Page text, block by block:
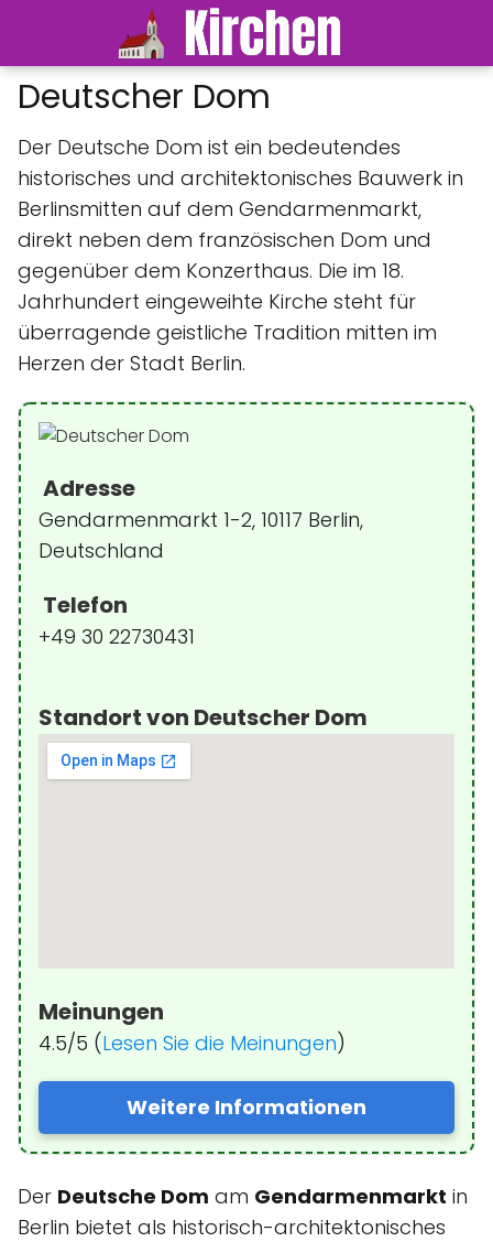
Deutscher Dom
Der Deutsche Dom ist ein bedeutendes
historisches und architektonisches Bauwerk in
Berlinsmitten auf dem Gendarmenmarkt,
direkt neben dem französischen Dom und
gegenüber dem Konzerthaus. Die im 18.
Jahrhundert eingeweihte Kirche steht für
überragende geistliche Tradition mitten im
Herzen der Stadt Berlin.
Adresse
Gendarmenmarkt 1-2, 10117 Berlin,
Deutschland
Telefon
+49 30 22730431
Standort von Deutscher Dom
Meinungen
4.5/5 (Lesen Sie die Meinungen)
Weitere Informationen
Der Deutsche Dom am Gendarmenmarkt in
Berlin bietet als historisch-architektonisches